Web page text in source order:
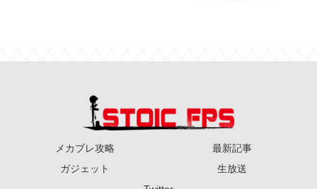
メカブレ攻略
最新記事
ガジェット
生放送